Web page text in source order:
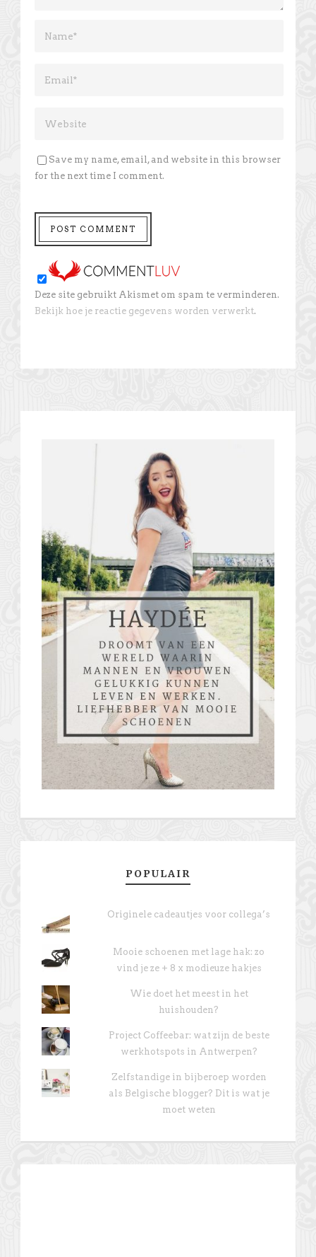
Save my name, email, and website in this browser
for the next time I comment.
Deze site gebruikt Akismet om spam te verminderen.
Bekijk hoe je reactie gegevens worden verwerkt.
POPULAIR
Originele cadeautjes voor collega’s
Mooie schoenen met lage hak: zo
vind je ze + 8 x modieuze hakjes
Wie doet het meest in het
huishouden?
Project Coffeebar: wat zijn de beste
werkhotspots in Antwerpen?
Zelfstandige in bijberoep worden
als Belgische blogger? Dit is wat je
moet weten